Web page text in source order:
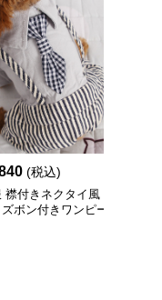
(税込)
襟付きネクタイ風
ボン付きワンピー